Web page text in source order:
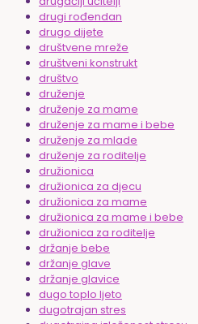
drugi rođendan
drugo dijete
društvene mreže
društveni konstrukt
društvo
druženje
druženje za mame
druženje za mame i bebe
druženje za mlade
druženje za roditelje
družionica
družionica za djecu
družionica za mame
družionica za mame i bebe
družionica za roditelje
držanje bebe
držanje glave
držanje glavice
dugo toplo ljeto
dugotrajan stres